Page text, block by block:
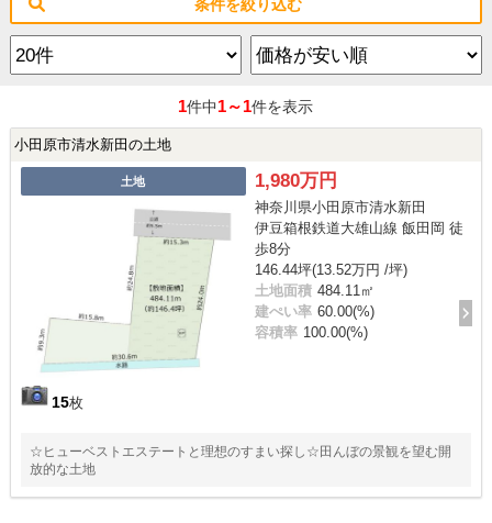
条件を絞り込む
1件中1～1件を表示
小田原市清水新田の土地
土地
15枚
1,980万円
神奈川県小田原市清水新田
伊豆箱根鉄道大雄山線 飯田岡 徒
歩8分
146.44坪(13.52万円 /坪)
土地面積 484.11㎡
建ぺい率 60.00(%)
容積率 100.00(%)
☆ヒューベストエステートと理想のすまい探し☆田んぼの景観を望む開
放的な土地